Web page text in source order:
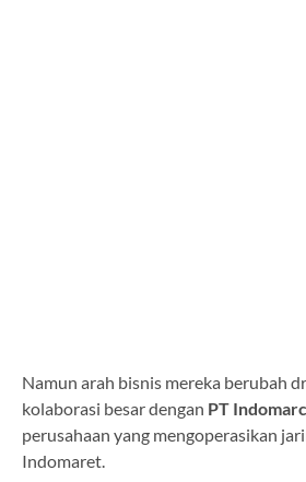
Namun arah bisnis mereka berubah
kolaborasi besar dengan PT
perusahaan yang mengoperasikan
Indomaret.